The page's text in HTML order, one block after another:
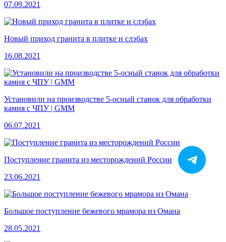
07.09.2021
Новый приход гранита в плитке и слэбах
16.08.2021
Установили на производстве 5-осный станок для обработки
камня с ЧПУ | GMM
06.07.2021
Поступление гранита из месторождений России
23.06.2021
Большое поступление бежевого мрамора из Омана
28.05.2021